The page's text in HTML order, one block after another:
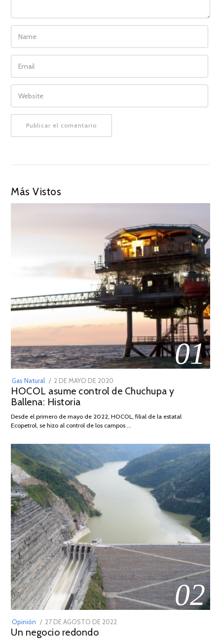
NAME
EMAIL
WEBSITE
Más Vistos
01
Gas Natural
POSTED
ON
2 DE MAYO DE 2020
DE
2026
HOCOL asume control de Chuchupa y
Ballena: Historia
Desde el primero de mayo de 2022, HOCOL, filial de la estatal
Ecopetrol, se hizo al control de los campos …
02
Opinión
POSTED
ON
27 DE AGOSTO DE 2022
Un negocio redondo